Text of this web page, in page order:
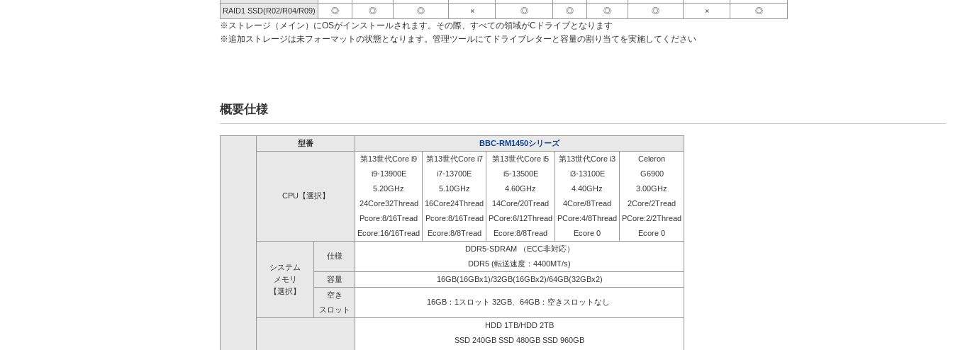
RAID1 SSD(R02/R04/R09)
◎ ◎ ◎ × ◎ ◎ ◎ ◎ × ◎
※ストレージ（メイン）にOSがインストールされます。その際、すべての領域がCドライブとなります
※追加ストレージは未フォーマットの状態となります。管理ツールにてドライブレターと容量の割り当てを実施してください
概要仕様
型番 BBC-RM1450シリーズ
CPU【選択】
第13世代Core i9 第13世代Core i7 第13世代Core i5 第13世代Core i3
Celeron
i9-13900E
i7-13700E i5-13500E i3-13100E
G6900
5.20GHz
5.10GHz 4.60GHz 4.40GHz
3.00GHz
24Core32Thread
16Core24Thread 14Core/20Tread 4Core/8Tread
2Core/2Tread
Pcore:8/16Tread
Pcore:8/16Tread PCore:6/12Thread PCore:4/8Thread
PCore:2/2Thread
Ecore:16/16Tread
Ecore:8/8Tread Ecore:8/8Tread Ecore 0 Ecore 0
システム
メモリ
【選択】
仕様
DDR5-SDRAM （ECC非対応）
DDR5 (転送速度：4400MT/s)
容量
16GB(16GBx1)/32GB(16GBx2)/64GB(32GBx2)
空き
16GB：1スロット 32GB、64GB：空きスロットなし
スロット
HDD 1TB/HDD 2TB
SSD 240GB SSD 480GB SSD 960GB